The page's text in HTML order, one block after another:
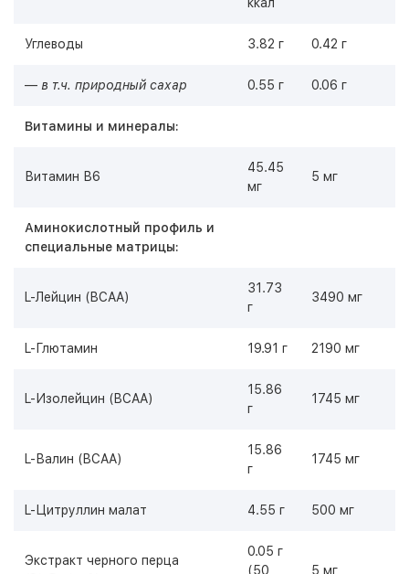
Углеводы 3.82 г 0.42 г
— в т.ч. природный сахар 0.55 г 0.06 г
Витамины и минералы:
Витамин В6
45.45
мг
5 мг
Аминокислотный профиль и
специальные матрицы:
L-Лейцин (BCAA)
31.73
г
3490 мг
L-Глютамин 19.91 г 2190 мг
L-Изолейцин (BCAA)
15.86
г
1745 мг
L-Валин (BCAA)
15.86
г
1745 мг
L-Цитруллин малат 4.55 г 500 мг
Экстракт черного перца
0.05 г
(50
5 мг